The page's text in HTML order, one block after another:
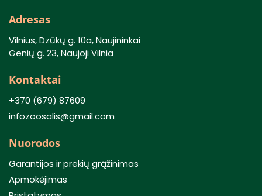
Adresas
Vilnius, Dzūkų g. 10a, Naujininkai
Genių g. 23, Naujoji Vilnia
Kontaktai
+370 (679) 87609
infozoosalis@gmail.com
Nuorodos
Garantijos ir prekių grąžinimas
Apmokėjimas